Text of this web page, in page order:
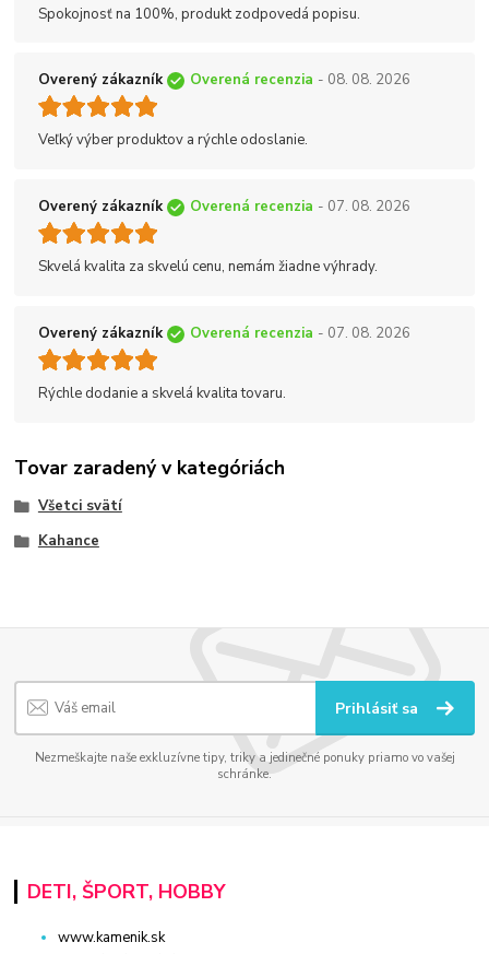
Spokojnosť na 100%, produkt zodpovedá popisu.
Overený zákazník Overená recenzia - 08. 08. 2026
Veľký výber produktov a rýchle odoslanie.
Overený zákazník Overená recenzia - 07. 08. 2026
Skvelá kvalita za skvelú cenu, nemám žiadne výhrady.
Overený zákazník Overená recenzia - 07. 08. 2026
Rýchle dodanie a skvelá kvalita tovaru.
Tovar zaradený v kategóriách
Všetci svätí
Kahance
Prihlásiť sa
Nezmeškajte naše exkluzívne tipy, triky a jedinečné ponuky priamo vo vašej
schránke.
DETI, ŠPORT, HOBBY
www.kamenik.sk